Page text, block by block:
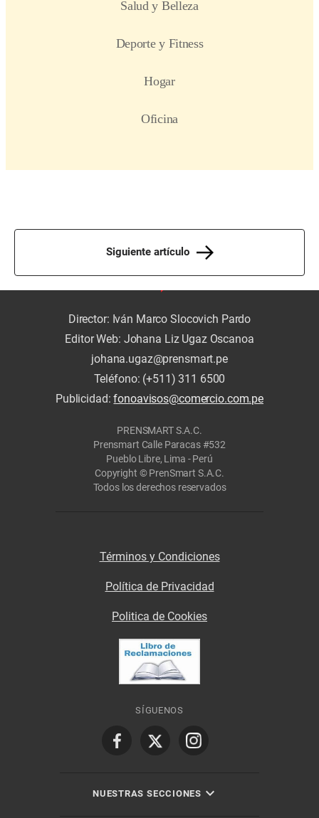
Siguiente artículo
Director: Iván Marco Slocovich Pardo
Editor Web: Johana Liz Ugaz Oscanoa
johana.ugaz@prensmart.pe
Teléfono: (+511) 311 6500
Publicidad:fonoavisos@comercio.com.pe
PRENSMART S.A.C.
Prensmart Calle Paracas #532
Pueblo Libre, Lima - Perú
Copyright © PrenSmart S.A.C.
Todos los derechos reservados
Términos y Condiciones
Política de Privacidad
Politica de Cookies
SÍGUENOS
NUESTRAS SECCIONES